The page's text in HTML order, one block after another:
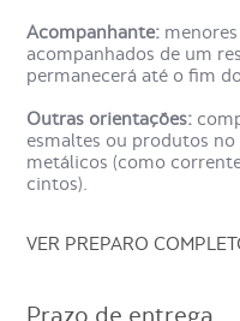
Quanto
Bacia?
deita em uma mesa, que
deve permanecer imóvel
Acompanhante:
acompanhados de um
permanecerá até o fim
Outras orientações:
esmaltes ou produtos
metálicos (como
cintos).
VER PREPARO